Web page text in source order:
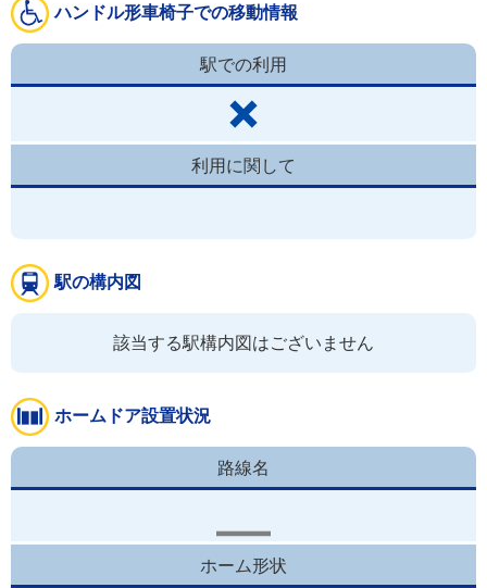
ハンドル形車椅子での移動情報
駅での利用
利用に関して
駅の構内図
該当する駅構内図はございません
ホームドア設置状況
路線名
ホーム形状